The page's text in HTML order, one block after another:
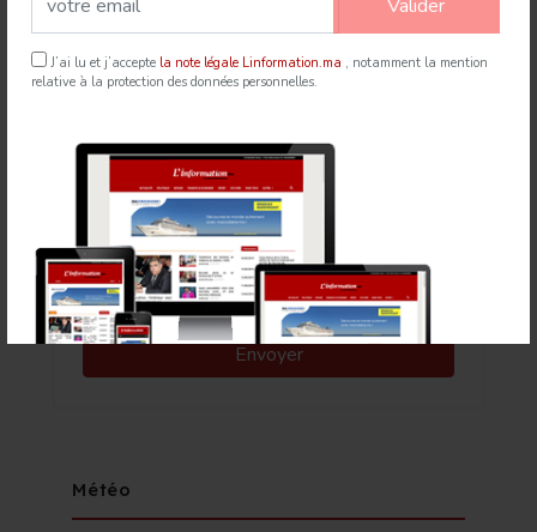
Valider
J’ai lu et j’accepte la note légale Linformation.ma , notamment la mention
relative à la protection des données personnelles.
Newsletter
Météo